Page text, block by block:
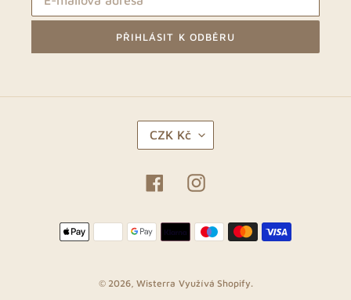
PŘIHLÁSIT K ODBĚRU
Ě
A
CZK Kč
FacebookInstagram
Platební
metody
© 2026, Wisterra Využívá Shopify.